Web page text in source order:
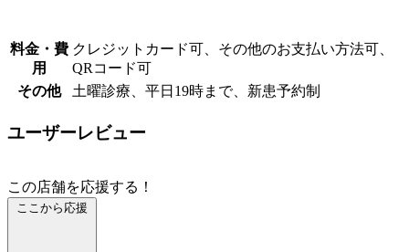
料金・費
用
クレジットカード可、その他のお支払い方法可、
QRコード可
その他
土曜診療、平日19時まで、新患予約制
ユーザーレビュー
この店舗を応援する！
ここから応援